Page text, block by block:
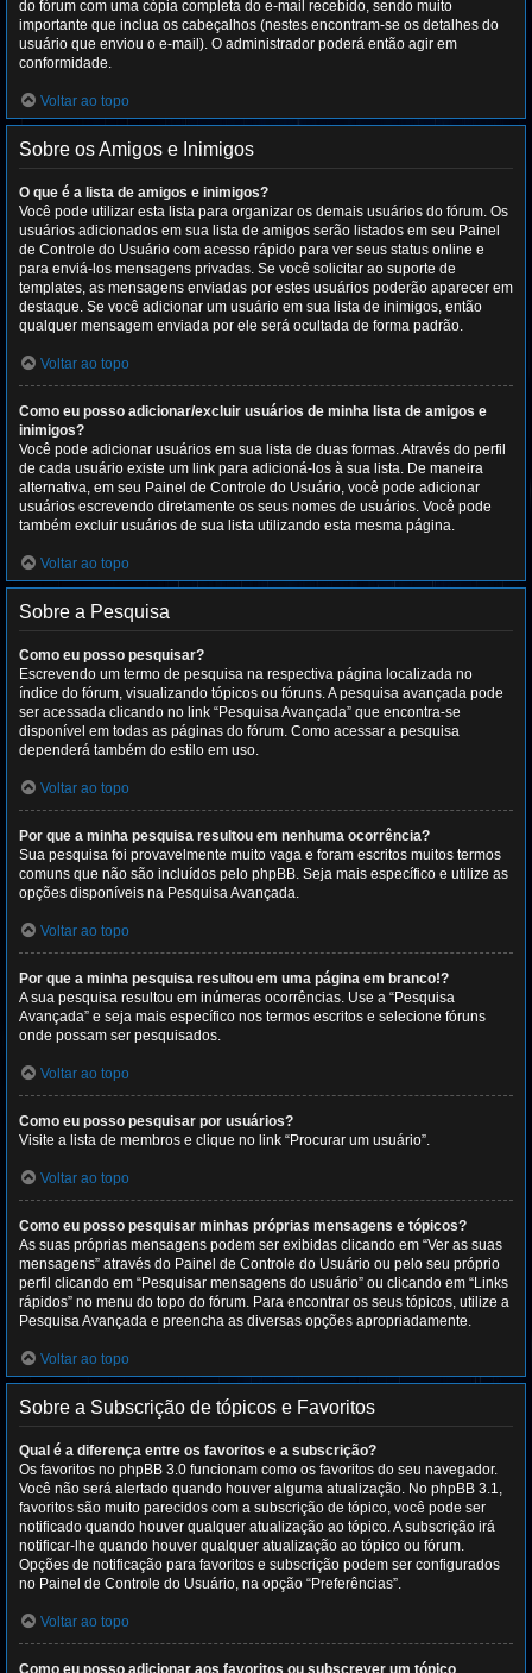
do fórum com uma cópia completa do e-mail recebido, sendo muito
importante que inclua os cabeçalhos (nestes encontram-se os detalhes do
usuário que enviou o e-mail). O administrador poderá então agir em
conformidade.
Voltar ao topo
Sobre os Amigos e Inimigos
O que é a lista de amigos e inimigos?
Você pode utilizar esta lista para organizar os demais usuários do fórum. Os
usuários adicionados em sua lista de amigos serão listados em seu Painel
de Controle do Usuário com acesso rápido para ver seus status online e
para enviá-los mensagens privadas. Se você solicitar ao suporte de
templates, as mensagens enviadas por estes usuários poderão aparecer em
destaque. Se você adicionar um usuário em sua lista de inimigos, então
qualquer mensagem enviada por ele será ocultada de forma padrão.
Voltar ao topo
Como eu posso adicionar/excluir usuários de minha lista de amigos e
inimigos?
Você pode adicionar usuários em sua lista de duas formas. Através do perfil
de cada usuário existe um link para adicioná-los à sua lista. De maneira
alternativa, em seu Painel de Controle do Usuário, você pode adicionar
usuários escrevendo diretamente os seus nomes de usuários. Você pode
também excluir usuários de sua lista utilizando esta mesma página.
Voltar ao topo
Sobre a Pesquisa
Como eu posso pesquisar?
Escrevendo um termo de pesquisa na respectiva página localizada no
índice do fórum, visualizando tópicos ou fóruns. A pesquisa avançada pode
ser acessada clicando no link “Pesquisa Avançada” que encontra-se
disponível em todas as páginas do fórum. Como acessar a pesquisa
dependerá também do estilo em uso.
Voltar ao topo
Por que a minha pesquisa resultou em nenhuma ocorrência?
Sua pesquisa foi provavelmente muito vaga e foram escritos muitos termos
comuns que não são incluídos pelo phpBB. Seja mais específico e utilize as
opções disponíveis na Pesquisa Avançada.
Voltar ao topo
Por que a minha pesquisa resultou em uma página em branco!?
A sua pesquisa resultou em inúmeras ocorrências. Use a “Pesquisa
Avançada” e seja mais específico nos termos escritos e selecione fóruns
onde possam ser pesquisados.
Voltar ao topo
Como eu posso pesquisar por usuários?
Visite a lista de membros e clique no link “Procurar um usuário”.
Voltar ao topo
Como eu posso pesquisar minhas próprias mensagens e tópicos?
As suas próprias mensagens podem ser exibidas clicando em “Ver as suas
mensagens” através do Painel de Controle do Usuário ou pelo seu próprio
perfil clicando em “Pesquisar mensagens do usuário” ou clicando em “Links
rápidos” no menu do topo do fórum. Para encontrar os seus tópicos, utilize a
Pesquisa Avançada e preencha as diversas opções apropriadamente.
Voltar ao topo
Sobre a Subscrição de tópicos e Favoritos
Qual é a diferença entre os favoritos e a subscrição?
Os favoritos no phpBB 3.0 funcionam como os favoritos do seu navegador.
Você não será alertado quando houver alguma atualização. No phpBB 3.1,
favoritos são muito parecidos com a subscrição de tópico, você pode ser
notificado quando houver qualquer atualização ao tópico. A subscrição irá
notificar-lhe quando houver qualquer atualização ao tópico ou fórum.
Opções de notificação para favoritos e subscrição podem ser configurados
no Painel de Controle do Usuário, na opção “Preferências”.
Voltar ao topo
Como eu posso adicionar aos favoritos ou subscrever um tópico